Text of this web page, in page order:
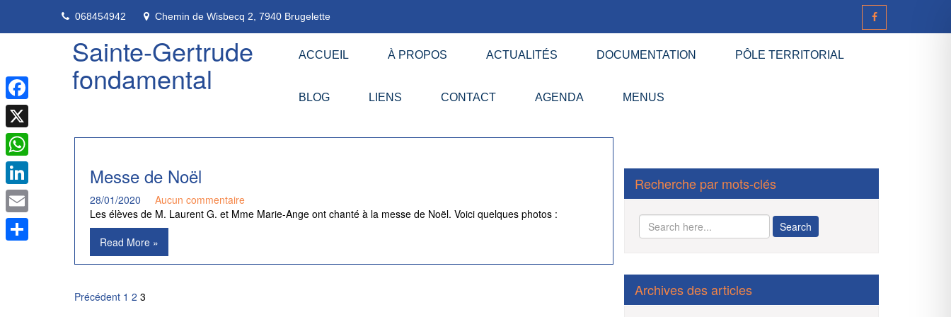
content
068454942 Chemin de Wisbecq 2, 7940 Brugelette
Sainte-Gertrude
fondamental
ACCUEIL À PROPOS ACTUALITÉS DOCUMENTATION PÔLE TERRITORIAL
BLOG LIENS CONTACT AGENDA MENUS
Messe de Noël
28/01/2020
Aucun commentaire
Les élèves de M. Laurent G. et Mme Marie-Ange ont chanté à la messe de Noël. Voici quelques photos :
Read More »
Pagination
Précédent 1 2 3
Recherche par mots-clés
Archives des articles
Facebook
X
WhatsApp
LinkedIn
Email